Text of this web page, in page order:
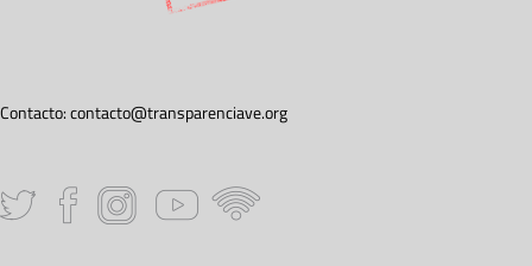
Contacto:contacto@transparenciave.org